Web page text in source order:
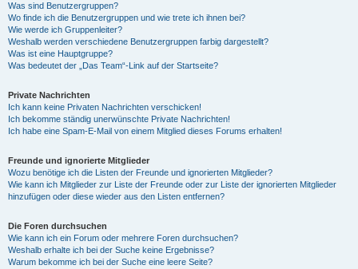
Was sind Benutzergruppen?
Wo finde ich die Benutzergruppen und wie trete ich ihnen bei?
Wie werde ich Gruppenleiter?
Weshalb werden verschiedene Benutzergruppen farbig dargestellt?
Was ist eine Hauptgruppe?
Was bedeutet der „Das Team“-Link auf der Startseite?
Private Nachrichten
Ich kann keine Privaten Nachrichten verschicken!
Ich bekomme ständig unerwünschte Private Nachrichten!
Ich habe eine Spam-E-Mail von einem Mitglied dieses Forums erhalten!
Freunde und ignorierte Mitglieder
Wozu benötige ich die Listen der Freunde und ignorierten Mitglieder?
Wie kann ich Mitglieder zur Liste der Freunde oder zur Liste der ignorierten Mitglieder
hinzufügen oder diese wieder aus den Listen entfernen?
Die Foren durchsuchen
Wie kann ich ein Forum oder mehrere Foren durchsuchen?
Weshalb erhalte ich bei der Suche keine Ergebnisse?
Warum bekomme ich bei der Suche eine leere Seite?